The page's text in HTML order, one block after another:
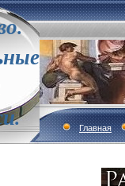
Главная